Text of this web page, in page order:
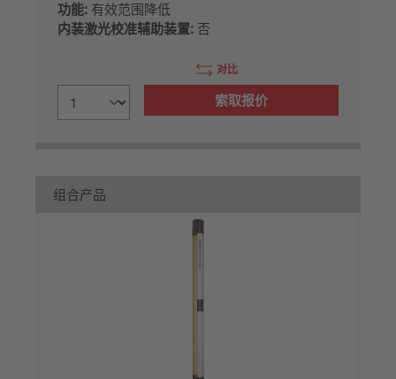
功能: 有效范围降低
内装激光校准辅助装置: 否
对比
索取报价
组合产品